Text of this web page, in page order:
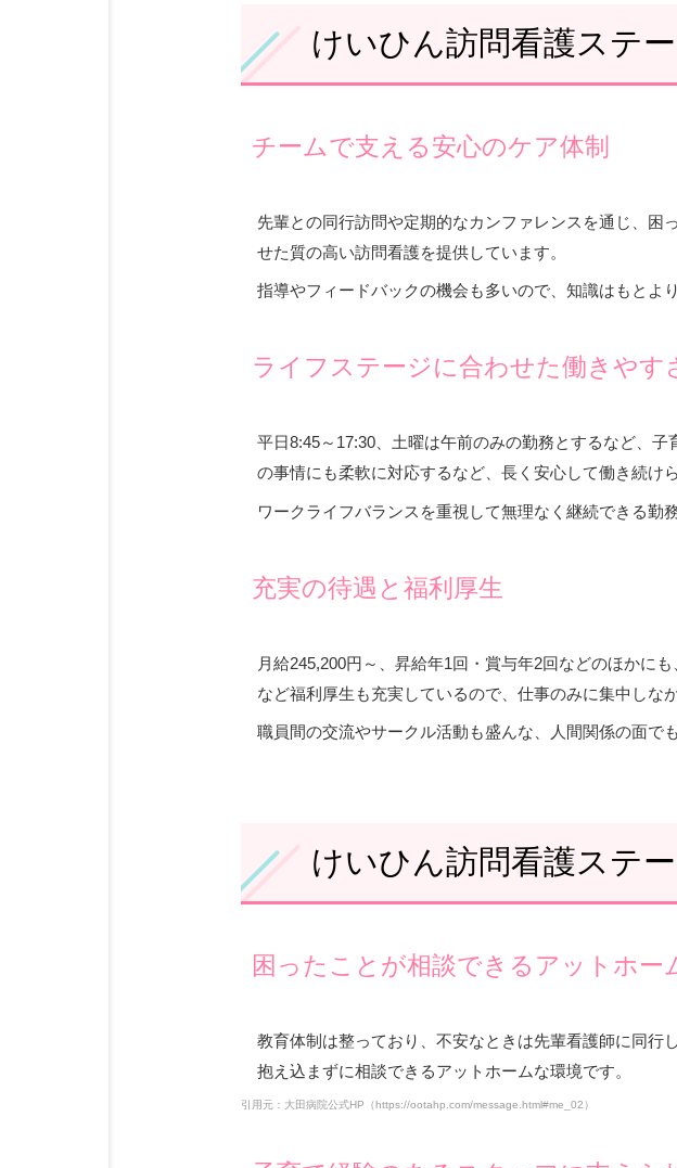
けいひん訪問看護ステ
チームで支える安心のケア体制
先輩との同行訪問や定期的なカンファレンスを通じ、困
せた質の高い訪問看護を提供しています。
指導やフィードバックの機会も多いので、知識はもとよ
ライフステージに合わせた働きやす
平日8:45～17:30、土曜は午前のみの勤務とするなど、
の事情にも柔軟に対応するなど、長く安心して働き続け
ワークライフバランスを重視して無理なく継続できる勤
充実の待遇と福利厚生
月給245,200円～、昇給年1回・賞与年2回などのほかに
など福利厚生も充実しているので、仕事のみに集中しな
職員間の交流やサークル活動も盛んな、人間関係の面で
けいひん訪問看護ステ
困ったことが相談できるアットホー
教育体制は整っており、不安なときは先輩看護師に同行
抱え込まずに相談できるアットホームな環境です。
引用元：大田病院公式HP（ https://ootahp.com/message.html#me_02 ）